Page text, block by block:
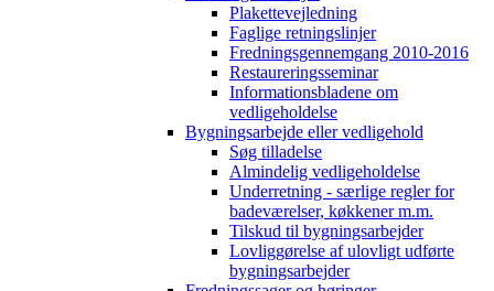
Plakettevejledning
Faglige retningslinjer
Fredningsgennemgang 2010-2016
Restaureringsseminar
Informationsbladene om
vedligeholdelse
Bygningsarbejde eller vedligehold
Søg tilladelse
Almindelig vedligeholdelse
Underretning - særlige regler for
badeværelser, køkkener m.m.
Tilskud til bygningsarbejder
Lovliggørelse af ulovligt udførte
bygningsarbejder